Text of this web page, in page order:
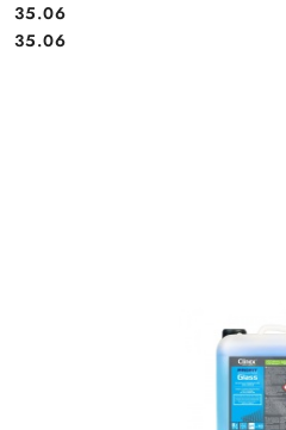
Cena:
35.06
Cena:
35.06